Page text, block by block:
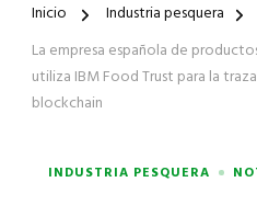
Inicio
Industria pesquera
La empresa española de
utiliza IBM Food Trust para la
blockchain
INDUSTRIA PESQUERA